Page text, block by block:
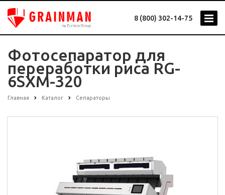
8 (800) 302-14-75
Фотосепаратор для
переработки риса RG-
6SXM-320
Главная Каталог Сепараторы